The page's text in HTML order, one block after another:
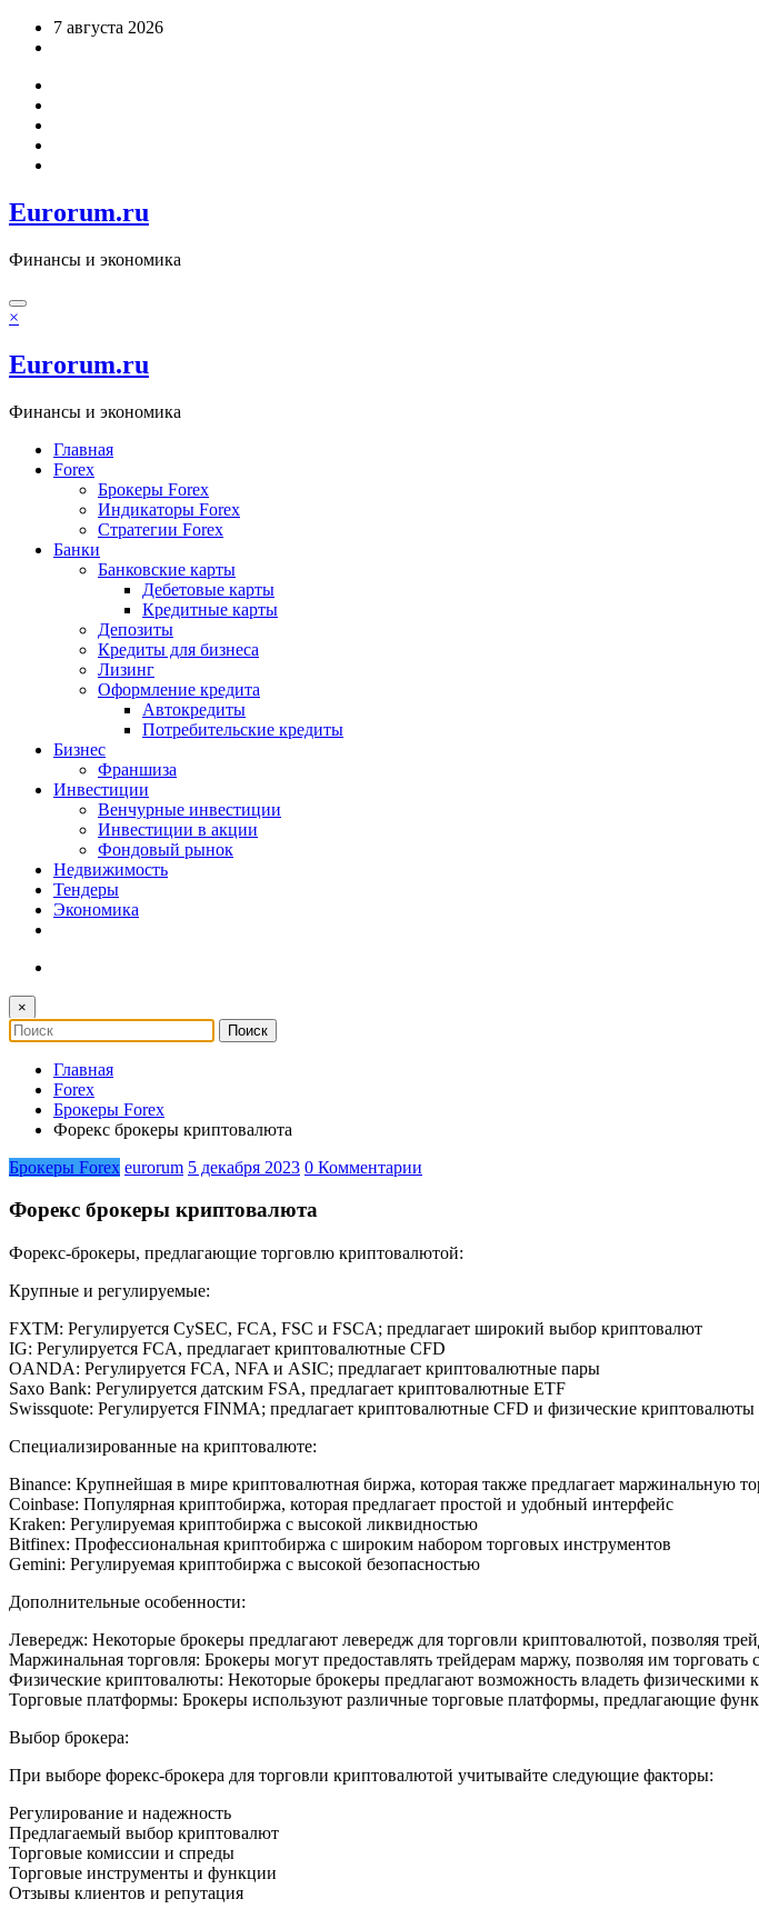
Перейти7 августа 2026
Eurorum.ru
Финансы и экономика
×
Eurorum.ru
Финансы и экономика
Главная
Forex
Брокеры Forex
Индикаторы Forex
Стратегии Forex
Банки
Банковские карты
Дебетовые карты
Кредитные карты
Депозиты
Кредиты для бизнеса
Лизинг
Оформление кредита
Автокредиты
Потребительские кредиты
Бизнес
Франшиза
Инвестиции
Венчурные инвестиции
Инвестиции в акции
Фондовый рынок
Недвижимость
Тендеры
Экономика
×
Главная
Forex
Брокеры Forex
Форекс брокеры криптовалюта
Брокеры Forex eurorum 5 декабря 2023 0 Комментарии
Форекс брокеры криптовалюта
Форекс-брокеры, предлагающие торговлю криптовалютой:
Крупные и регулируемые:
FXTM: Регулируется CySEC, FCA, FSC и FSCA; предлагает широкий выбор криптовалют
IG: Регулируется FCA, предлагает криптовалютные CFD
OANDA: Регулируется FCA, NFA и ASIC; предлагает криптовалютные пары
Saxo Bank: Регулируется датским FSA, предлагает криптовалютные ETF
Swissquote: Регулируется FINMA; предлагает криптовалютные CFD и физические криптовалюты
Специализированные на криптовалюте:
Binance: Крупнейшая в мире криптовалютная биржа, которая также предлагает маржинальную
Coinbase: Популярная криптобиржа, которая предлагает простой и удобный интерфейс
Kraken: Регулируемая криптобиржа с высокой ликвидностью
Bitfinex: Профессиональная криптобиржа с широким набором торговых инструментов
Gemini: Регулируемая криптобиржа с высокой безопасностью
Дополнительные особенности:
Левередж: Некоторые брокеры предлагают левередж для торговли криптовалютой, позволяя
Маржинальная торговля: Брокеры могут предоставлять трейдерам маржу, позволяя им
Физические криптовалюты: Некоторые брокеры предлагают возможность владеть физическими
Торговые платформы: Брокеры используют различные торговые платформы, предлагающие
Выбор брокера:
При выборе форекс-брокера для торговли криптовалютой учитывайте следующие факторы:
Регулирование и надежность
Предлагаемый выбор криптовалют
Торговые комиссии и спреды
Торговые инструменты и функции
Отзывы клиентов и репутация